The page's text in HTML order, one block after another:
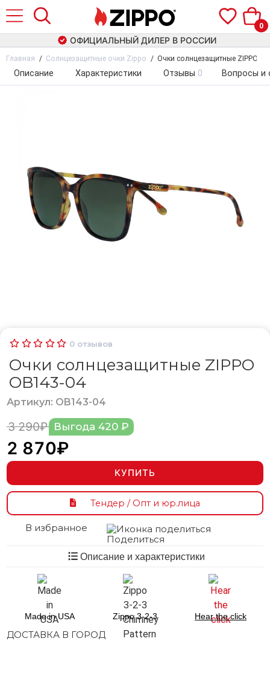
0
ОФИЦИАЛЬНЫЙ ДИЛЕР В РОССИИ
Главная Солнцезащитные очки Zippo Очки солнцезащитные ZIPPO
Описание Характеристики Отзывы 0 Вопросы и
0 отзывов
Очки солнцезащитные ZIPPO
OB143-04
Артикул: OB143-04
3 290₽ Выгода 420 ₽
2 870₽
КУПИТЬ
Тендер / Опт и юр.лица
В избранное
Поделиться
Описание и характеристики
Made in USA Zippo 3-2-3 Hear the click
ДОСТАВКА В ГОРОД